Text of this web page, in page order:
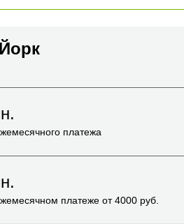
платежа
платеже от4000 руб.